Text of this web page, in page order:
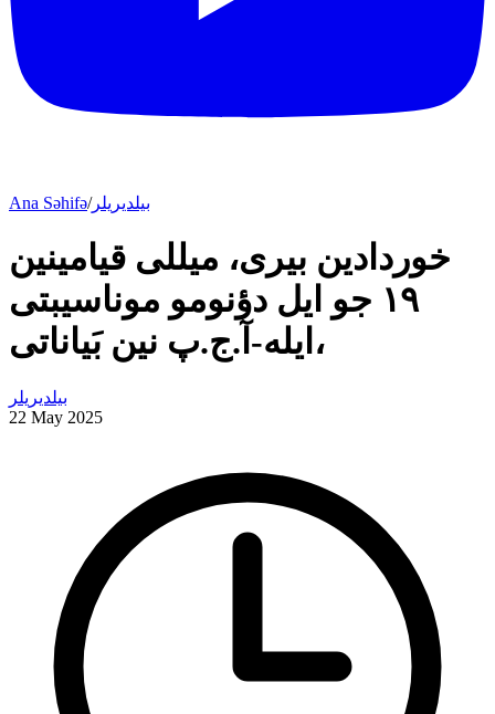
Ana Səhifə/بیلدیریلر
خوردادین بیری، میللی قیامینین
۱۹ جو ایل دؤنومو موناسیبتی
ایله-آ.ج.پ نین بَیاناتی،
بیلدیریلر
22 May 2025